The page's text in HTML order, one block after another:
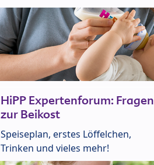
HiPP Expertenforum: Fragen
zur Beikost
Speiseplan, erstes Löffelchen,
Trinken und vieles mehr!